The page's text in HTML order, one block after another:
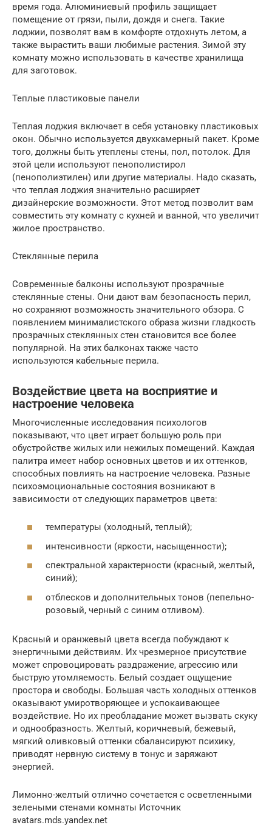
время года. Алюминиевый профиль защищает
помещение от грязи, пыли, дождя и снега. Такие
лоджии, позволят вам в комфорте отдохнуть летом, а
также вырастить ваши любимые растения. Зимой эту
комнату можно использовать в качестве хранилища
для заготовок.
Теплые пластиковые панели
Теплая лоджия включает в себя установку пластиковых
окон. Обычно используется двухкамерный пакет. Кроме
того, должны быть утеплены стены, пол, потолок. Для
этой цели используют пенополистирол
(пенополиэтилен) или другие материалы. Надо сказать,
что теплая лоджия значительно расширяет
дизайнерские возможности. Этот метод позволит вам
совместить эту комнату с кухней и ванной, что увеличит
жилое пространство.
Стеклянные перила
Современные балконы используют прозрачные
стеклянные стены. Они дают вам безопасность перил,
но сохраняют возможность значительного обзора. С
появлением минималистского образа жизни гладкость
прозрачных стеклянных стен становится все более
популярной. На этих балконах также часто
используются кабельные перила.
Воздействие цвета на восприятие и
настроение человека
Многочисленные исследования психологов
показывают, что цвет играет большую роль при
обустройстве жилых или нежилых помещений. Каждая
палитра имеет набор основных цветов и их оттенков,
способных повлиять на настроение человека. Разные
психоэмоциональные состояния возникают в
зависимости от следующих параметров цвета:
температуры (холодный, теплый);
интенсивности (яркости, насыщенности);
спектральной характерности (красный, желтый,
синий);
отблесков и дополнительных тонов (пепельно-
розовый, черный с синим отливом).
Красный и оранжевый цвета всегда побуждают к
энергичными действиям. Их чрезмерное присутствие
может спровоцировать раздражение, агрессию или
быструю утомляемость. Белый создает ощущение
простора и свободы. Большая часть холодных оттенков
оказывают умиротворяющее и успокаивающее
воздействие. Но их преобладание может вызвать скуку
и однообразность. Желтый, коричневый, бежевый,
мягкий оливковый оттенки сбалансируют психику,
приводят нервную систему в тонус и заряжают
энергией.
Лимонно-желтый отлично сочетается с осветленными
зелеными стенами комнаты Источник
avatars.mds.yandex.net